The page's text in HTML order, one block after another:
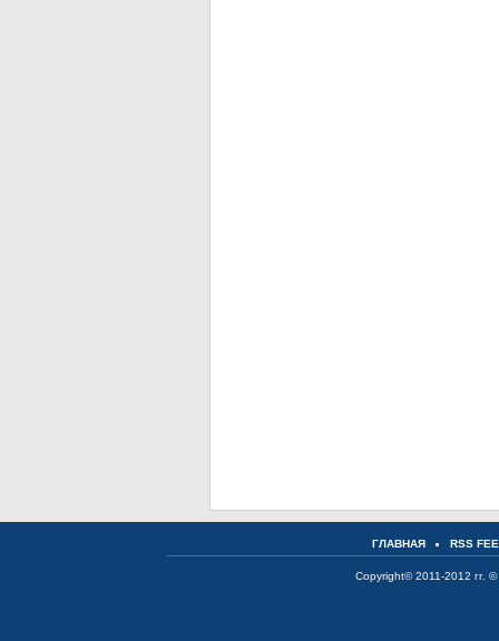
ГЛАВНАЯ RSS
Copyright© 2011-2012 гг. ©